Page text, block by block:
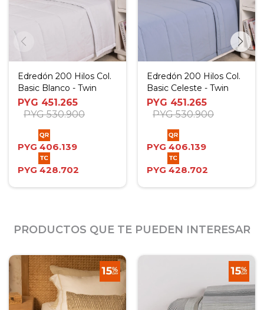
Edredón 200 Hilos Col.
Basic Blanco - Twin
PYG 451.265
PYG 530.900
PYG 406.139
PYG 428.702
Edredón 200 Hilos Col.
Basic Celeste - Twin
PYG 451.265
PYG 530.900
PYG 406.139
PYG 428.702
PRODUCTOS QUE TE PUEDEN INTERESAR